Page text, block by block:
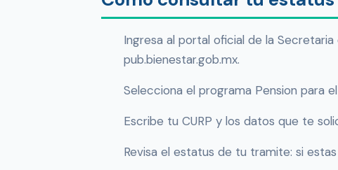
Ingresa al portal oficial de la
pub.bienestar.gob.mx.
Selecciona el programa Pension para
Escribe tu CURP y los datos que te
Revisa el estatus de tu tramite: si